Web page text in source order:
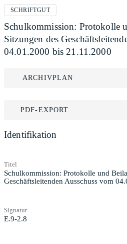
SCHRIFTGUT
Schulkommission: Protokolle
Sitzungen des
04.01.2000 bis 21.11.2000
ARCHIVPLAN
PDF-EXPORT
Identifikation
Titel
Schulkommission: Protokolle und
Geschäftsleitenden Ausschuss vom
Signatur
E.9-2.8